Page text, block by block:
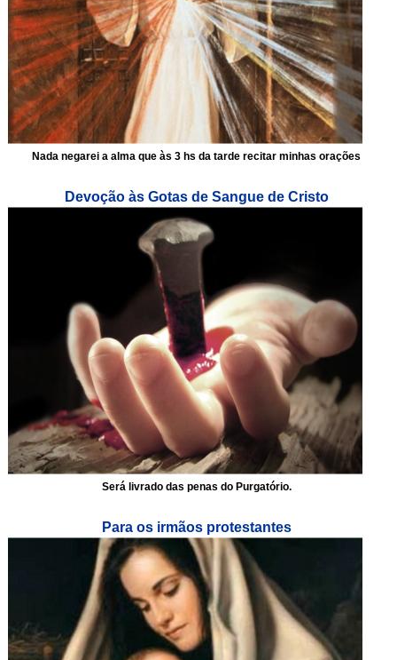
Nada negarei a alma que às 3 hs da tarde recitar minhas orações
Devoção às Gotas de Sangue de Cristo
Será livrado das penas do Purgatório.
Para os irmãos protestantes